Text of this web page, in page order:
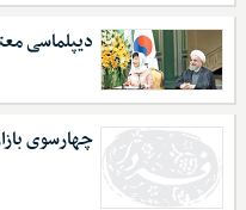
دیپلماسی
چهارسوی